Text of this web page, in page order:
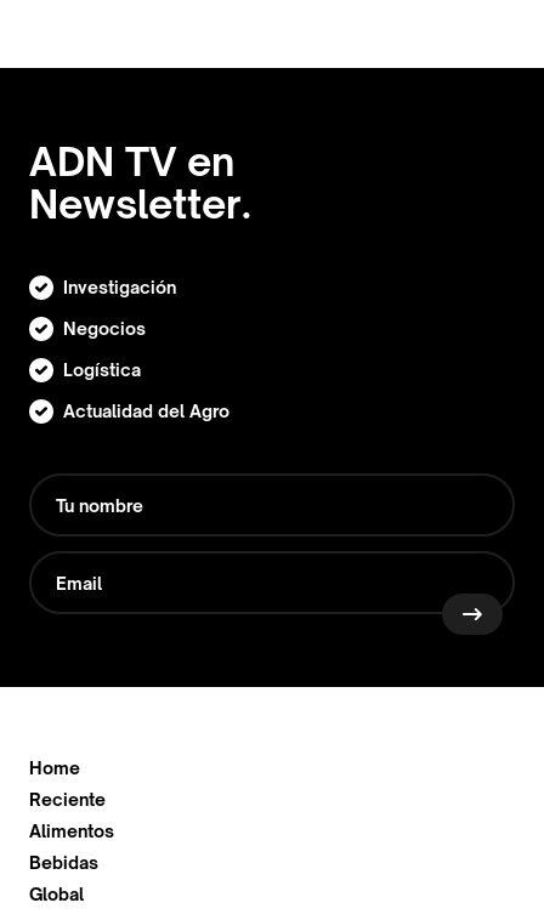
ADN TV en
Newsletter.
Investigación
Negocios
Logística
Actualidad del Agro
Home
Reciente
Alimentos
Bebidas
Global